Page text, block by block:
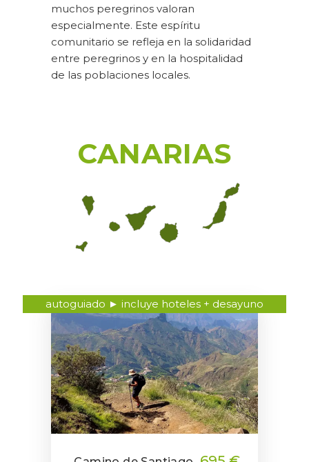
muchos peregrinos valoran
especialmente. Este espíritu
comunitario se refleja en la solidaridad
entre peregrinos y en la hospitalidad
de las poblaciones locales.
CANARIAS
autoguiado ► incluye hoteles + desayuno